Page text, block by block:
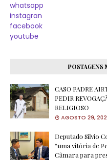
whatsapp
instagran
facebook
youtube
POSTAGENS
CASO PADRE
PEDIR
RELIGIOSO
AGOSTO 29,
Deputado Silvio
“uma vitória de
Câmara para